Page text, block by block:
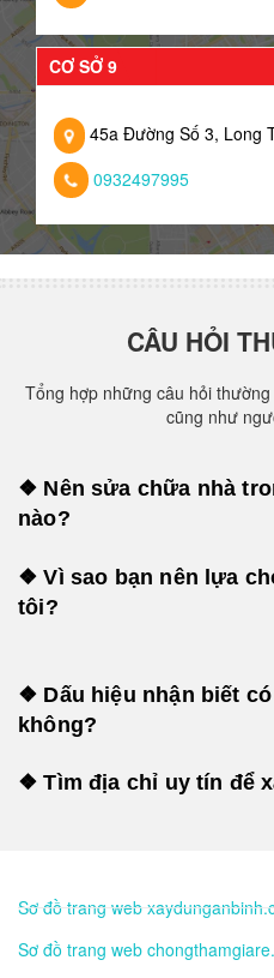
CƠ SỞ 9
45a Đường Số 3, Long
0932497995
CÂU HỎI
Tổng hợp những câu hỏi
cũng như
❖ Nên sửa chữa nhà
nào?
❖ Vì sao bạn nên lựa
tôi?
❖ Dấu hiệu nhận biết
không?
❖ Tìm địa chỉ uy tín để
Sơ đồ trang web
Sơ đồ trang web